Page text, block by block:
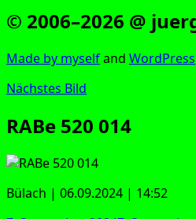
© 2006–2026 @
Made by mys­elfand Word­Press
Nächstes Bild
RABe 520 014
Bülach | 06.09.2024 | 14:52